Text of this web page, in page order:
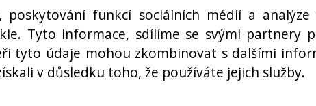
poskytování funkcí sociálních médií a
Tyto informace, sdílíme se svými partnery
tyto údaje mohou zkombinovat s dalšími
v důsledku toho, že používáte jejich služby.
Cena s DPH:
Cena bez DPH: